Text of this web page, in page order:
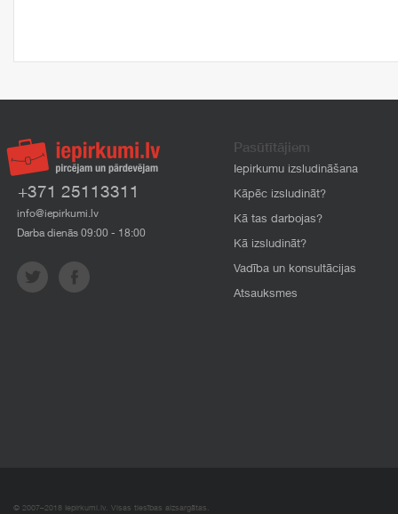
+371 25113311
info@iepirkumi.lv
Darba dienās 09:00 - 18:00
Pasūtītājiem
Iepirkumu izsludināšana
Kāpēc izsludināt?
Kā tas darbojas?
Kā izsludināt?
Vadība un konsultācijas
Atsauksmes
© 2007–2018 Iepirkumi.lv. Visas tiesības aizsargātas.